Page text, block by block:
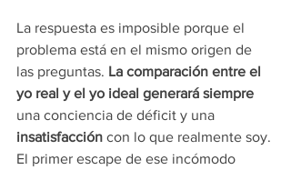
La respuesta es imposible porque el
problema está en el mismo origen de
las preguntas. La comparación entre el
yo real y el yo ideal generará siempre
una conciencia de déficit y una
insatisfacción con lo que realmente soy.
El primer escape de ese incómodo